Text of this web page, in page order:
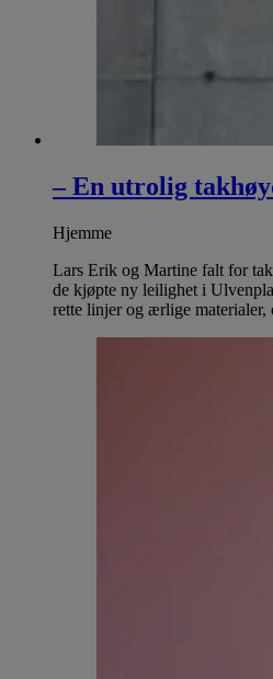
– En utrolig
Hjemme
Lars Erik og Martine falt for
de kjøpte ny leilighet i
rette linjer og ærlige materialer,